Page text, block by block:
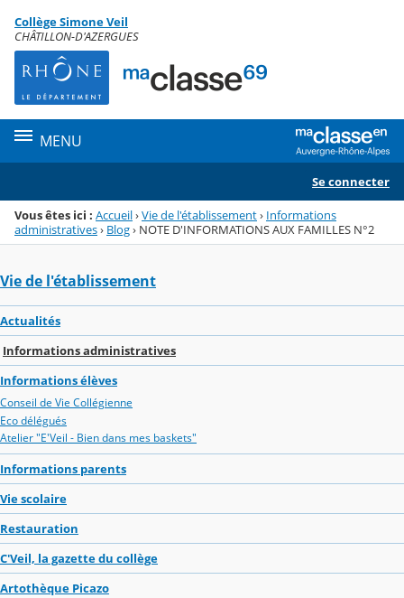
Menu de la rubrique
Contenu
Collège Simone Veil
CHÂTILLON-D'AZERGUES
MENU
Se connecter
Vous êtes ici : Accueil›Vie de l'établissement› Informations
administratives› Blog› NOTE D'INFORMATIONS AUX FAMILLES N°2
Vie de l'établissement
Actualités
Informations administratives
Informations élèves
Conseil de Vie Collégienne
Eco délégués
Atelier "E'Veil - Bien dans mes baskets"
Informations parents
Vie scolaire
Restauration
C'Veil, la gazette du collège
Artothèque Picazo